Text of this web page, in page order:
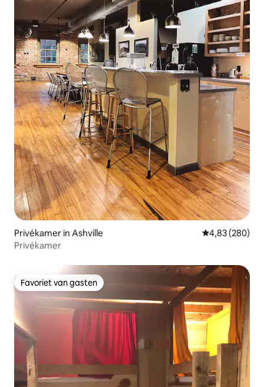
Privékamer in Ashville Gemiddelde
4,83 (280)
Privékamer
Favoriet van gasten
Favoriet van gasten